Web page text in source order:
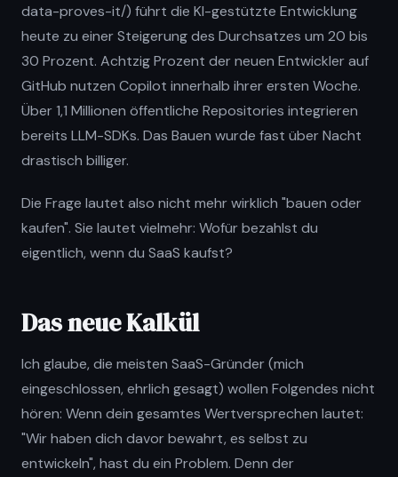
data-proves-it/) führt die KI-gestützte Entwicklung
heute zu einer Steigerung des Durchsatzes um 20 bis
30 Prozent. Achtzig Prozent der neuen Entwickler auf
GitHub nutzen Copilot innerhalb ihrer ersten Woche.
Über 1,1 Millionen öffentliche Repositories integrieren
bereits LLM-SDKs. Das Bauen wurde fast über Nacht
drastisch billiger.
Die Frage lautet also nicht mehr wirklich "bauen oder
kaufen". Sie lautet vielmehr: Wofür bezahlst du
eigentlich, wenn du SaaS kaufst?
Das neue Kalkül
Ich glaube, die meisten SaaS-Gründer (mich
eingeschlossen, ehrlich gesagt) wollen Folgendes nicht
hören: Wenn dein gesamtes Wertversprechen lautet:
"Wir haben dich davor bewahrt, es selbst zu
entwickeln", hast du ein Problem. Denn der